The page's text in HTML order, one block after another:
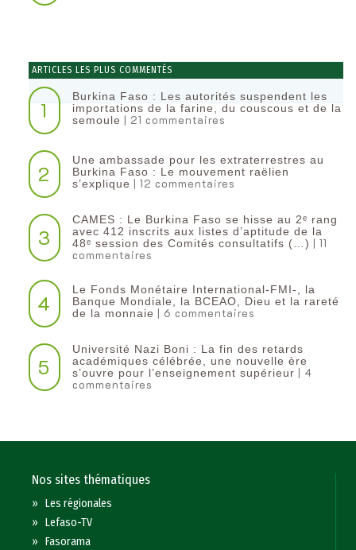
ARTICLES LES PLUS COMMENTÉS
1
Burkina Faso : Les autorités suspendent les
importations de la farine, du couscous et de la
semoule
| 21 commentaires
2
Une ambassade pour les extraterrestres au
Burkina Faso : Le mouvement raëlien
s’explique
| 12 commentaires
3
CAMES : Le Burkina Faso se hisse au 2ᵉ rang
avec 412 inscrits aux listes d’aptitude de la
48ᵉ session des Comités consultatifs (…)
| 11
commentaires
4
Le Fonds Monétaire International-FMI-, la
Banque Mondiale, la BCEAO, Dieu et la rareté
de la monnaie
| 6 commentaires
5
Université Nazi Boni : La fin des retards
académiques célébrée, une nouvelle ère
s’ouvre pour l’enseignement supérieur | 4
commentaires
Nos sites thématiques
»Les régionales
»Lefaso-TV
»Fasorama